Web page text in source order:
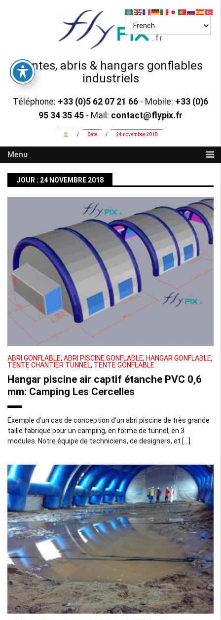
Tentes, abris & hangars gonflables
industriels
Téléphone: +33 (0)5 62 07 21 66 - Mobile: +33 (0)6
95 34 35 45 - Mail: contact@flypix.fr
/ Date / 24 novembre 2018
Menu
JOUR : 24 NOVEMBRE 2018
ABRI GONFLABLE, ABRI PISCINE GONFLABLE, HANGAR GONFLABLE,
TENTE CHANTIER TUNNEL, TENTE GONFLABLE
Hangar piscine air captif étanche PVC 0,6
mm: Camping Les Cercelles
Exemple d’un cas de conception d’un abri piscine de très grande
taille fabriqué pour un camping, en forme de tunnel, en 3
modules. Notre équipe de techniciens, de designers, et […]